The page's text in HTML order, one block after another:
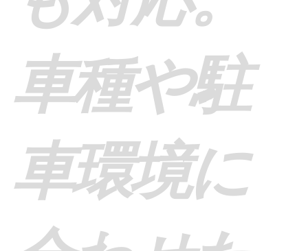
車種や駐
車環境に